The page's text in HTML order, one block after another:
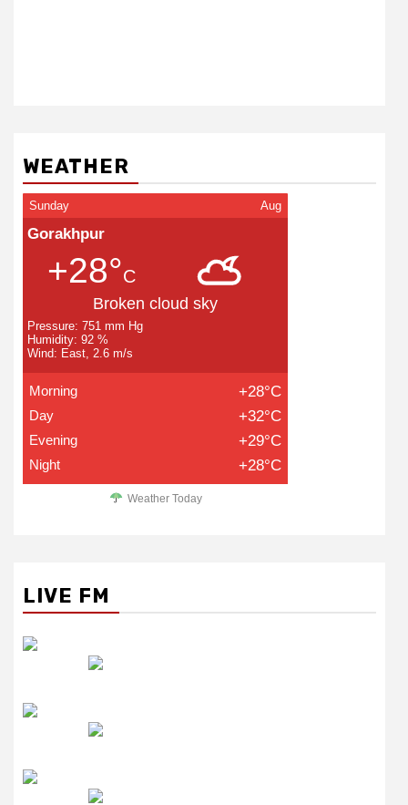
WEATHER
Sunday Aug
Gorakhpur
+28°C
Broken cloud sky
Pressure: 751 mm Hg
Humidity: 92 %
Wind: East, 2.6 m/s
Morning +28°C
Day +32°C
Evening +29°C
Night +28°C
Weather Today
LIVE FM